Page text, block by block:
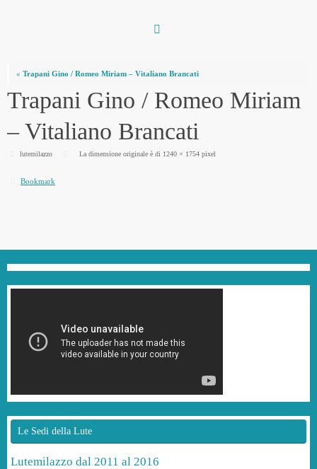
« Trapani Gino / Romeo Miriam – Vitaliano Brancati
Trapani Gino / Romeo Miriam
– Vitaliano Brancati
lutemilazzo La dimensione originale è di 1240 × 1754 pixel
Bookmark
Le Sedi della Lute
Lutemilazzo dal 2011 al 2016